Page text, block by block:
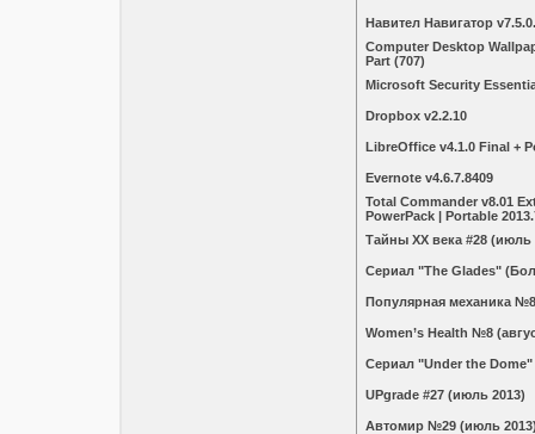
Навител Навигатор
Computer Desktop
Part (707)
Microsoft Security
Dropbox v2.2.10
LibreOffice v4.1.0 Final +
Evernote v4.6.7.8409
Total Commander v8.01
PowerPack | Portable
Тайны ХХ века #28 (июль
Сериал "The Glades"
Популярная меxаникa №8
Women’s Health №8
Сериал "Under the
UPgrade #27 (июль 2013)
Автомир №29 (июль